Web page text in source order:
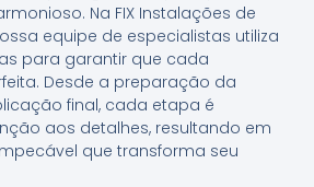
Na FIX Instalações de
equipe de especialistas utiliza
para garantir que cada
Desde a preparação da
final, cada etapa é
aos detalhes, resultando em
que transforma seu